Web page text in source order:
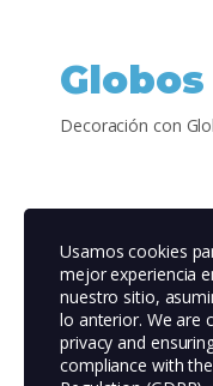
Decoración con
Usamos cookies
mejor experiencia
nuestro sitio,
lo anterior. We are
privacy and
compliance with